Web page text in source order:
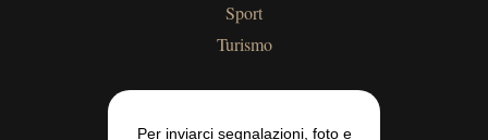
Sport
Turismo
Per inviarci segnalazioni, foto e